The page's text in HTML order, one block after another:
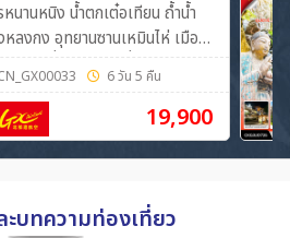
นานหนิง น้ำตกเต๋อเทียน ถ้ำน้ำ
ลงกง อุทยานซานเหมินไห่ เมืองลี่
ทยานเสี่ยวฉือโข่ง เที่ยวแบบเต็มสุข
าร้านรัฐบาล 6วัน 5คืน (GX)
6 วัน 5 คืน
19,900
ะบทความท่องเที่ยว